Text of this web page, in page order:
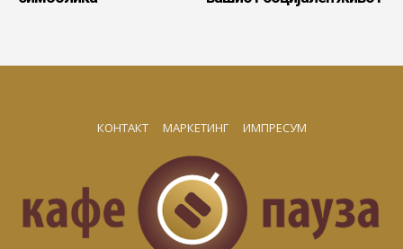
КОНТАКТ МАРКЕТИНГ ИМПРЕСУМ